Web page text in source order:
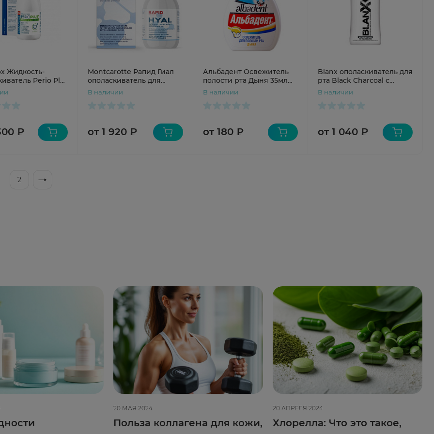
Жидкость-
Perio Plus
₽
Montcarotte Рапид Гиал
ополаскиватель для
полости рта 200мл
В наличии
от 1 920 ₽
Альбадент Освежитель
полости рта Дыня 35мл
спрей
В наличии
от 180 ₽
Blanx ополаскиватель для
рта Black Charcoal с
черным углем 500мл
В наличии
от 1 040 ₽
2
20 МАЯ 2024
Польза коллагена для кожи,
20 АПРЕЛЯ 2024
Хлорелла: Что это такое,